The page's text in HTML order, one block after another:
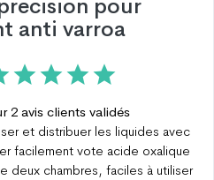
pour
anti varroa
2 avis clients validés
et distribuer les liquides avec
facilement vote acide oxalique
deux chambres, faciles à utiliser